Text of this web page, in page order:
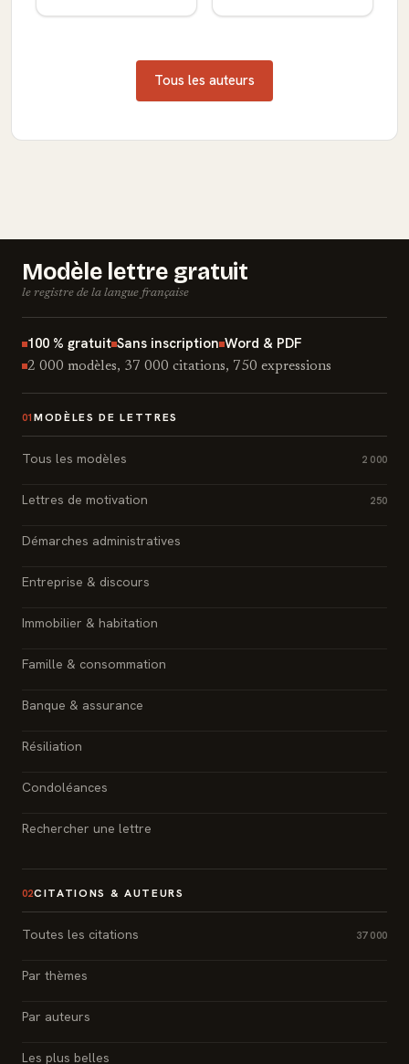
Tous les auteurs
Modèle lettre gratuit
le registre de la langue française
100 % gratuit Sans inscription Word & PDF
2 000 modèles, 37 000 citations, 750 expressions
01 MODÈLES DE LETTRES
Tous les modèles 2 000
Lettres de motivation 250
Démarches administratives
Entreprise & discours
Immobilier & habitation
Famille & consommation
Banque & assurance
Résiliation
Condoléances
Rechercher une lettre
02CITATIONS & AUTEURS
Toutes les citations 37 000
Par thèmes
Par auteurs
Les plus belles